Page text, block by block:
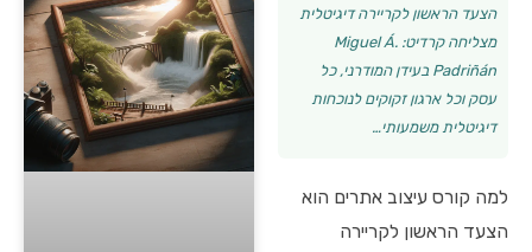
הצעד הראשון לקריירה דיגיטלית
מצליחה קרדיט: Miguel Á.
Padriñán בעידן המודרני, כל
עסק וכל ארגון זקוקים לנוכחות
דיגיטלית משמעותי…
למה קורס עיצוב אתרים הוא
הצעד הראשון לקריירה